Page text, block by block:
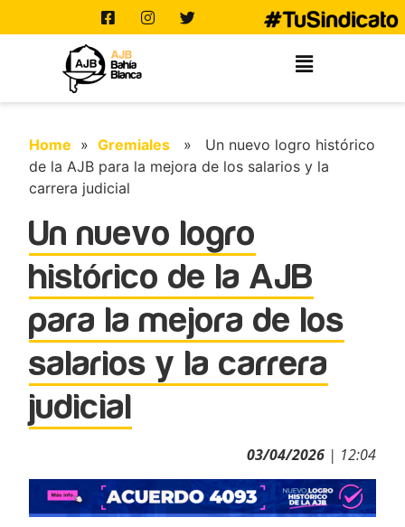
Home »Gremiales » Un nuevo logro histórico
de la AJB para la mejora de los salarios y la
carrera judicial
Un nuevo logro
histórico de la AJB
para la mejora de los
salarios y la carrera
judicial
03/04/2026| 12:04